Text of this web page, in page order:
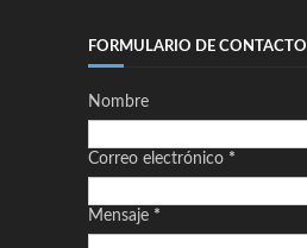
FORMULARIO DE CONTACTO
Nombre
Correo electrónico *
Mensaje *